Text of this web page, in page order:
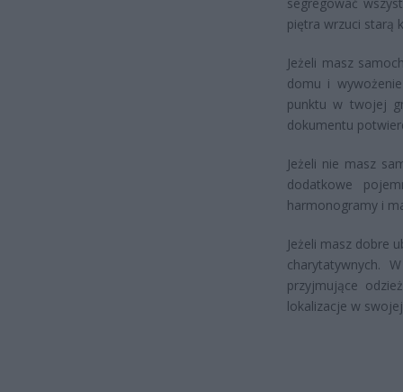
piętra wrzuci starą
Jeżeli masz
domu i
punktu w twojej
dokumentu
Jeżeli nie masz
dodatkowe
harmonogramy i
Jeżeli masz dobre
charytatywnych.
przyjmujące
lokalizacje w